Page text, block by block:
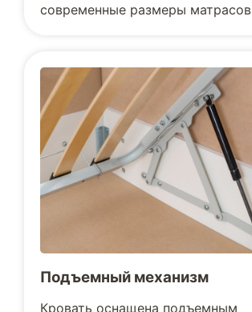
современные размеры матрасов
Подъемный механизм
Кровать оснащена подъемным